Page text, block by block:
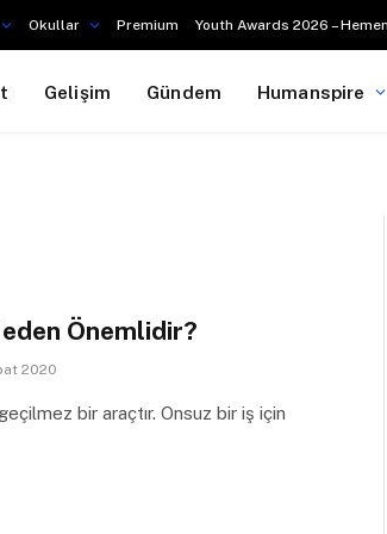
Okullar Premium Youth Awards 2026 –
Gelişim Gündem Humanspire
Önemlidir?
2020
bir araçtır. Onsuz bir iş için